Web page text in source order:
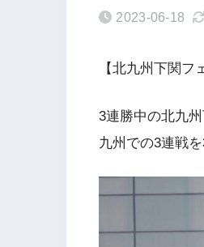
2023-06-18
【北九州下関
3連勝中の北九
九州での3連戦を